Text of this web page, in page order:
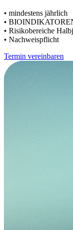
• mindestens jährlich
•
• Risikobereiche
• Nachweispflicht
Termin vereinbaren